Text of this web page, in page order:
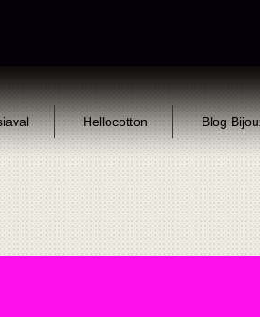
Hellocotton Blog